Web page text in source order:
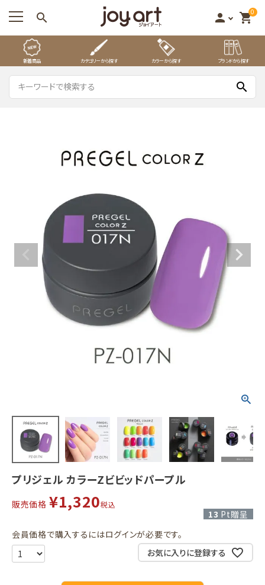
search person 0
shopping_cart
新着商品 カテゴリーから探す カラーから探す ブランドから探す
search
プリジェル カラーZビビッドパープル
販売価格 ¥1,320税込
13 Pt贈呈
会員価格で購入するにはログインが必要です。
お気に入りに登録する